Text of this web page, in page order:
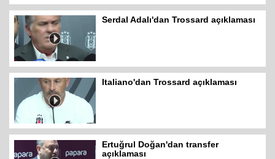
Serdal Adalı'dan Trossard açıklaması
Italiano'dan Trossard açıklaması
Ertuğrul Doğan'dan transfer
açıklaması